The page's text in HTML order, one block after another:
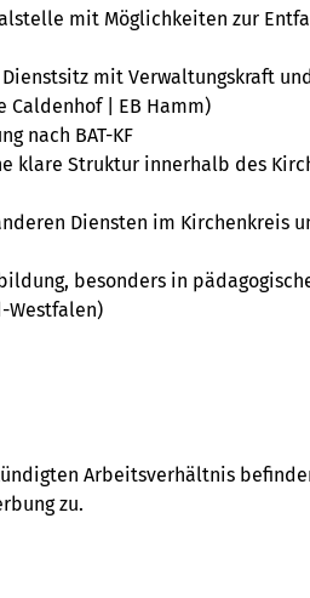
mit Möglichkeiten zur
mit Verwaltungskraft
Caldenhof | EB Hamm)
nach BAT-KF
klare Struktur innerhalb des
Diensten im Kirchenkreis
besonders in
Westfalen)
Arbeitsverhältnis
zu.